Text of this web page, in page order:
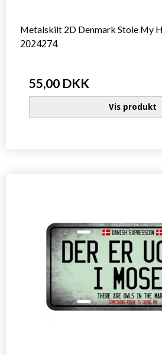
Metalskilt 2D Denmark Stole My
2024274
55,00 DKK
Vis produkt